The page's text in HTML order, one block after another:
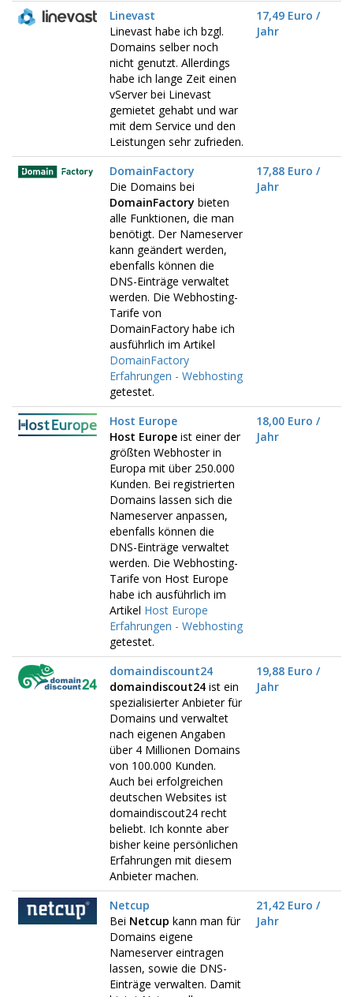
Linevast
Linevast habe ich bzgl.
Domains selber noch
nicht genutzt. Allerdings
habe ich lange Zeit einen
vServer bei Linevast
gemietet gehabt und war
mit dem Service und den
Leistungen sehr zufrieden.
17,49 Euro /
Jahr
DomainFactory
Die Domains bei
DomainFactory bieten
alle Funktionen, die man
benötigt. Der Nameserver
kann geändert werden,
ebenfalls können die
DNS-Einträge verwaltet
werden. Die Webhosting-
Tarife von
DomainFactory habe ich
ausführlich im Artikel
DomainFactory
Erfahrungen - Webhosting
getestet.
17,88 Euro /
Jahr
Host Europe
Host Europe ist einer der
größten Webhoster in
Europa mit über 250.000
Kunden. Bei registrierten
Domains lassen sich die
Nameserver anpassen,
ebenfalls können die
DNS-Einträge verwaltet
werden. Die Webhosting-
Tarife von Host Europe
habe ich ausführlich im
Artikel Host Europe
Erfahrungen - Webhosting
getestet.
18,00 Euro /
Jahr
domaindiscount24
domaindiscout24 ist ein
spezialisierter Anbieter für
Domains und verwaltet
nach eigenen Angaben
über 4 Millionen Domains
von 100.000 Kunden.
Auch bei erfolgreichen
deutschen Websites ist
domaindiscout24 recht
beliebt. Ich konnte aber
bisher keine persönlichen
Erfahrungen mit diesem
Anbieter machen.
19,88 Euro /
Jahr
Netcup
Bei Netcup kann man für
Domains eigene
Nameserver eintragen
lassen, sowie die DNS-
Einträge verwalten. Damit
21,42 Euro /
Jahr